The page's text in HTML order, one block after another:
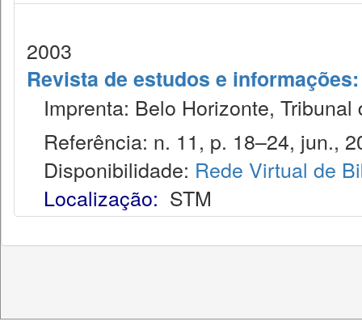
2003
Revista de estudos e
Imprenta: Belo Horizonte,
Referência: n. 11, p. 18–24, jun.,
Disponibilidade: Rede Virtual de
Localização: STM